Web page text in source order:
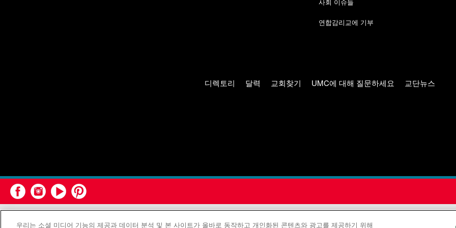
연합감리교에 기부
디렉토리 달력 교회찾기 UMC에 대해 질문하세요 교단뉴스
연합감리교회 공보부(United Methodist Communications)는 연합감리교회의 기
우리는 소셜 미디어 기능의 제공과 데이터 분석 및 본 사이트가 올바로 동작하고 개인화된 콘텐츠와 광고를 제공하기 위해